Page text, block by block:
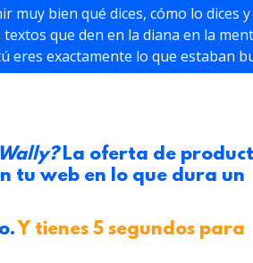
muy bien qué dices, cómo lo dices
textos que den en la diana en la
eres exactamente lo que estaban
La oferta de
tu web en lo que dura un
Y tienes 5 segundos para